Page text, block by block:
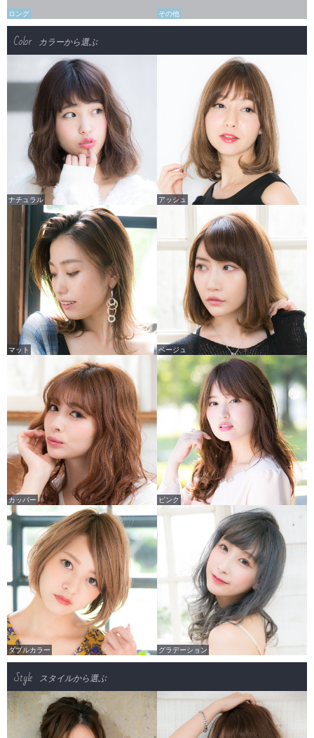
ロング その他
Color カラーから選ぶ
ナチュラル アッシュ
マット ベージュ
カッパー ピンク
ダブルカラー グラデーション
Style スタイルから選ぶ